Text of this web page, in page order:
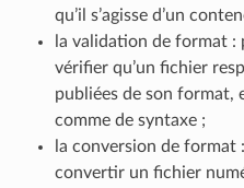
qu’il s’agisse d’un
la validation de format :
vérifier qu’un fichier
publiées de son format,
comme de syntaxe ;
la conversion de format
convertir un fichier